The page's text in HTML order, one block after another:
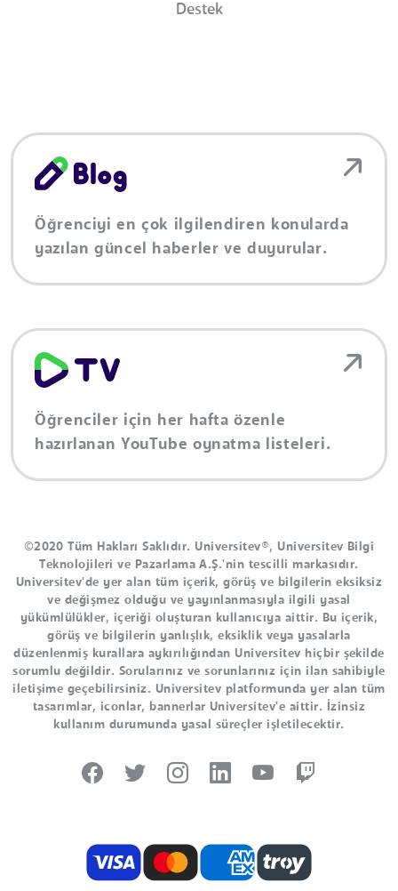
Destek
Öğrenciyi en çok ilgilendiren konularda
yazılan güncel haberler ve duyurular.
Öğrenciler için her hafta özenle
hazırlanan YouTube oynatma listeleri.
©2020 Tüm Hakları Saklıdır. Universitev®, Universitev Bilgi
Teknolojileri ve Pazarlama A.Ş.'nin tescilli markasıdır.
Universitev'de yer alan tüm içerik, görüş ve bilgilerin eksiksiz
ve değişmez olduğu ve yayınlanmasıyla ilgili yasal
yükümlülükler, içeriği oluşturan kullanıcıya aittir. Bu içerik,
görüş ve bilgilerin yanlışlık, eksiklik veya yasalarla
düzenlenmiş kurallara aykırılığından Universitev hiçbir şekilde
sorumlu değildir. Sorularınız ve sorunlarınız için ilan sahibiyle
iletişime geçebilirsiniz. Universitev platformunda yer alan tüm
tasarımlar, iconlar, bannerlar Universitev'e aittir. İzinsiz
kullanım durumunda yasal süreçler işletilecektir.